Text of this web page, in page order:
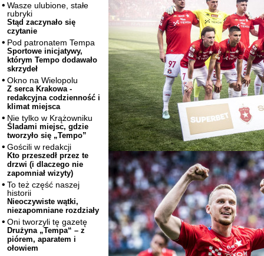
Wasze ulubione, stałe
rubryki
Stąd zaczynało się
czytanie
Pod patronatem Tempa
Sportowe inicjatywy,
którym Tempo dodawało
skrzydeł
Okno na Wielopolu
Z serca Krakowa -
redakcyjna codzienność i
klimat miejsca
Nie tylko w Krążowniku
Śladami miejsc, gdzie
tworzyło się „Tempo”
Gościli w redakcji
Kto przeszedł przez te
drzwi (i dlaczego nie
zapomniał wizyty)
To też część naszej
historii
Nieoczywiste wątki,
niezapomniane rozdziały
Oni tworzyli tę gazetę
Drużyna „Tempa“ – z
piórem, aparatem i
ołowiem